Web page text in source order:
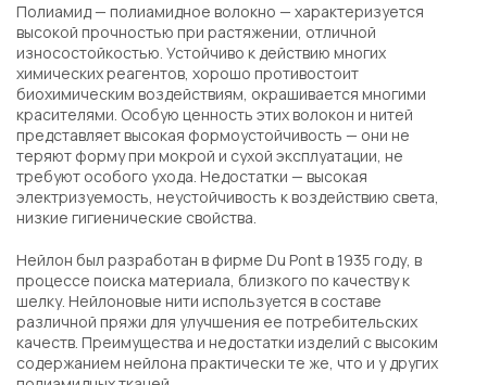
Полиамид — полиамидное волокно — характеризуется
высокой прочностью при растяжении, отличной
износостойкостью. Устойчиво к действию многих
химических реагентов, хорошо противостоит
биохимическим воздействиям, окрашивается многими
красителями. Особую ценность этих волокон и нитей
представляет высокая формоустойчивость — они не
теряют форму при мокрой и сухой эксплуатации, не
требуют особого ухода. Недостатки — высокая
электризуемость, неустойчивость к воздействию света,
низкие гигиенические свойства.
Нейлон был разработан в фирме Du Pont в 1935 году, в
процессе поиска материала, близкого по качеству к
шелку. Нейлоновые нити используется в составе
различной пряжи для улучшения ее потребительских
качеств. Преимущества и недостатки изделий с высоким
содержанием нейлона практически те же, что и у других